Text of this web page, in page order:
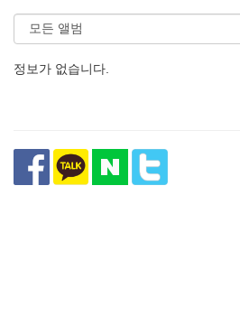
정보가 없습니다.